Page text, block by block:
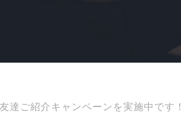
達ご紹介キャンペーンを実施中です！